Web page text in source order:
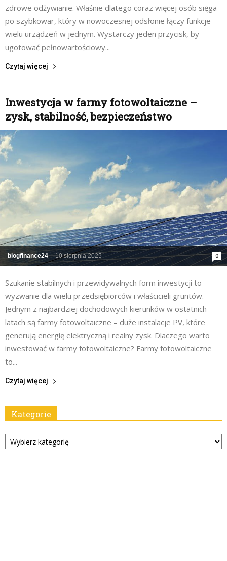
zdrowe odżywianie. Właśnie dlatego coraz więcej osób sięga
po szybkowar, który w nowoczesnej odsłonie łączy funkcje
wielu urządzeń w jednym. Wystarczy jeden przycisk, by
ugotować pełnowartościowy...
Czytaj więcej
Inwestycja w farmy fotowoltaiczne –
zysk, stabilność, bezpieczeństwo
blogfinance24 - 10 sierpnia 2025 0
Szukanie stabilnych i przewidywalnych form inwestycji to
wyzwanie dla wielu przedsiębiorców i właścicieli gruntów.
Jednym z najbardziej dochodowych kierunków w ostatnich
latach są farmy fotowoltaiczne – duże instalacje PV, które
generują energię elektryczną i realny zysk. Dlaczego warto
inwestować w farmy fotowoltaiczne? Farmy fotowoltaiczne
to...
Czytaj więcej
Kategorie
Kategorie